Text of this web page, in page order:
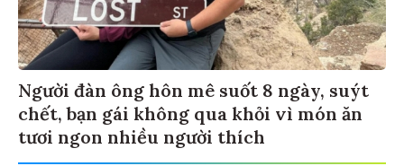
Người đàn ông hôn mê suốt 8 ngày, suýt
chết, bạn gái không qua khỏi vì món ăn
tươi ngon nhiều người thích